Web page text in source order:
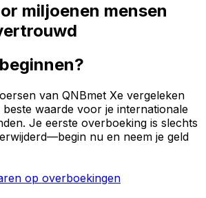
miljoenen mensen
van QNBmet Xe vergeleken
beste waarde voor je internationale
Je eerste overboeking is slechts
nu en neem je geld
op overboekingen